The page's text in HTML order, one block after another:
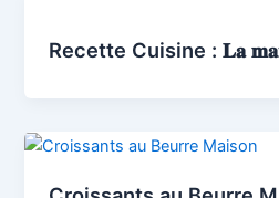
Recette Cuisine : 𝐋𝐚